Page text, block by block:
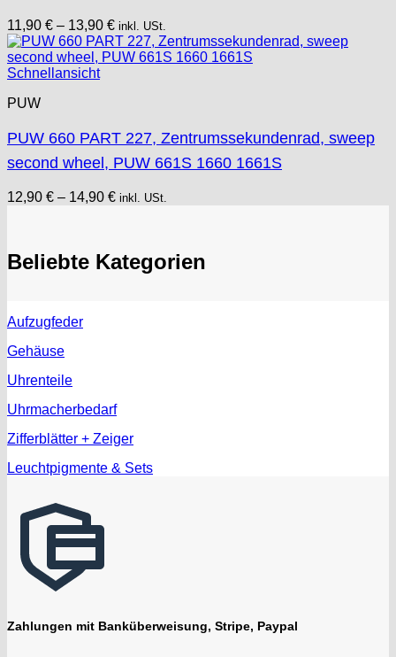
11,90 € – 13,90 € inkl. USt.
Schnellansicht
PUW
PUW 660 PART 227, Zentrumssekundenrad, sweep
second wheel, PUW 661S 1660 1661S
12,90 € – 14,90 € inkl. USt.
Beliebte Kategorien
Aufzugfeder
Gehäuse
Uhrenteile
Uhrmacherbedarf
Zifferblätter + Zeiger
Leuchtpigmente & Sets
Zahlungen mit Banküberweisung, Stripe, Paypal